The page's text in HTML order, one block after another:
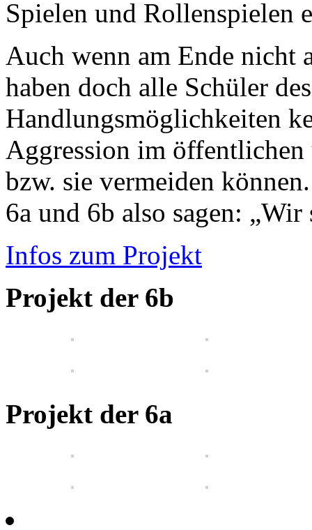
Spielen und Rollenspielen
Auch wenn am Ende nicht
haben doch alle Schüler
Handlungsmöglichkeiten
Aggression im öffentlichen
bzw. sie vermeiden
6a und 6b also sagen:
Infos zum Projekt
Projekt der 6b
Projekt der 6a